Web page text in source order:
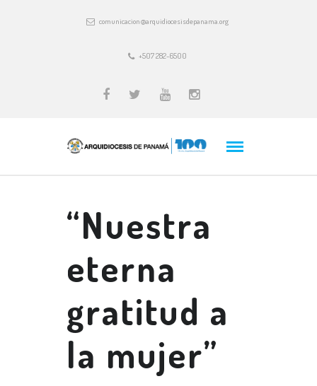
comunicacion@arquidiocesisdepanama.org
+507 282-6500
“Nuestra
eterna
gratitud a
la mujer”